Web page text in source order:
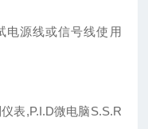
电源线或信号线使用
表,P.I.D微电脑S.S.R